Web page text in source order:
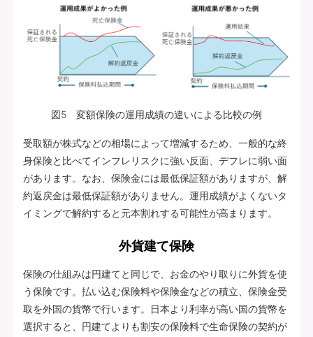
図5 変額保険の運用成績の違いによる比較の例
受取額が株式などの相場によって増減するため、一般的な終
身保険と比べてインフレリスクに強い反面、デフレに弱い面
があります。なお、保険金には最低保証額がありますが、解
約返戻金は最低保証額がありません。運用成績がよくないタ
イミングで解約すると元本割れする可能性が高まります。
外貨建て保険
保険の仕組みは円建てと同じで、お金のやり取りに外貨を使
う保険です。払い込む保険料や保険金などの積立、保険金受
取を外国の貨幣で行います。日本より利率が高い国の貨幣を
選択すると、円建てよりも割安の保険料で生命保険の契約が